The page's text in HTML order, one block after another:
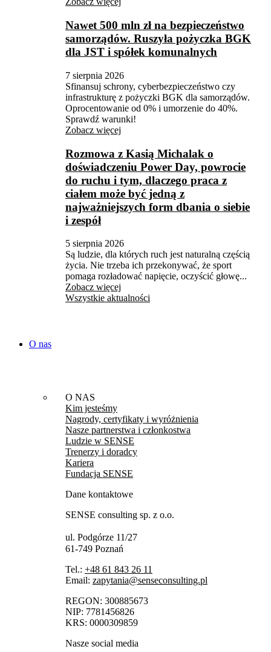
Nawet 500 mln zł na bezpieczeństwo
samorządów. Ruszyła pożyczka BGK
dla JST i spółek komunalnych
7 sierpnia 2026
Sfinansuj schrony, cyberbezpieczeństwo czy
infrastrukturę z pożyczki BGK dla samorządów.
Oprocentowanie od 0% i umorzenie do 40%.
Sprawdź warunki!
Zobacz więcej
Rozmowa z Kasią Michalak o
doświadczeniu Power Day, powrocie
do ruchu i tym, dlaczego praca z
ciałem może być jedną z
najważniejszych form dbania o siebie
i zespół
5 sierpnia 2026
Są ludzie, dla których ruch jest naturalną częścią
życia. Nie trzeba ich przekonywać, że sport
pomaga rozładować napięcie, oczyścić głowę...
Zobacz więcej
Wszystkie aktualności
O nas
O NAS
Kim jesteśmy
Nagrody, certyfikaty i wyróżnienia
Nasze partnerstwa i członkostwa
Ludzie w SENSE
Trenerzy i doradcy
Kariera
Fundacja SENSE
Dane kontaktowe
SENSE consulting sp. z o.o.
ul. Podgórze 11/27
61-749 Poznań
Tel.: +48 61 843 26 11
Email: zapytania@senseconsulting.pl
REGON: 300885673
NIP: 7781456826
KRS: 0000309859
Nasze social media